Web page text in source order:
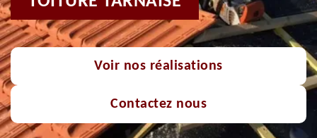
Voir nos réalisations
Contactez nous